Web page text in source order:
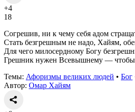
+4
18
Согрешив, ни к чему себя адом
Стать безгрешным не надо, Хайям,
Для чего милосердному Богу
Грешник нужен Всевышнему — чтобы
Темы: Афоризмы великих людей • Бог
Автор: Омар Хайям